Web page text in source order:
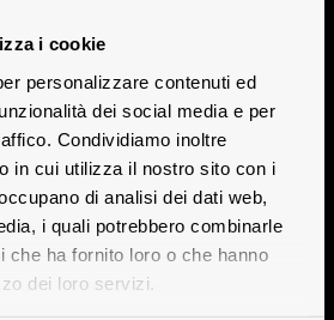
i cookie
personalizzare contenuti ed
dei social media e per
Condividiamo inoltre
in cui utilizza il nostro sito con i
di analisi dei dati web,
i quali potrebbero combinarle
che ha fornito loro o che hanno
dei loro servizi.